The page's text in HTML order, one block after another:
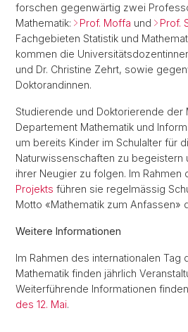
forschen gegenwärtig zwei
Mathematik:
Prof. Moffa und Prof.
Fachgebieten Statistik und
kommen die
und Dr. Christine Zehrt, sowie
Doktorandinnen.
Studierende und Doktorierende der
Departement Mathematik und
um bereits Kinder im Schulalter für
Naturwissenschaften zu begeistern
ihrer Neugier zu folgen. Im Rahmen
Projekts führen sie regelmässig
Motto «Mathematik zum Anfassen»
Weitere Informationen
Im Rahmen des internationalen Tag
Mathematik finden jährlich
Weiterführende Informationen
des 12. Mai.